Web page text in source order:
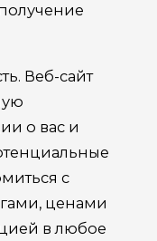
Веб-сайт
о вас и
с
ценами
в любое